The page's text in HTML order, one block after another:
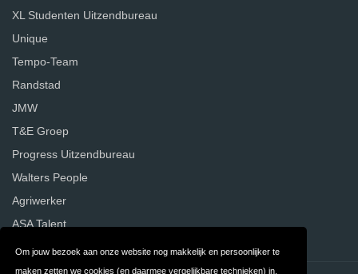
Om jouw bezoek aan onze website nog makkelijk en persoonlijker te
maken zetten we cookies (en daarmee vergelijkbare technieken) in.
XL Studenten Uitzendbureau
Unique
Tempo-Team
Randstad
JMW
T&E Groep
Progress Uitzendbureau
Walters People
Agriwerker
ASA Talent